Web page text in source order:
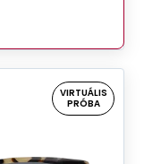
VIRTUÁLIS
PRÓBA